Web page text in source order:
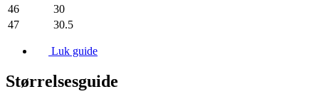
46
30
47
30.5
Luk guide
Størrelsesguide